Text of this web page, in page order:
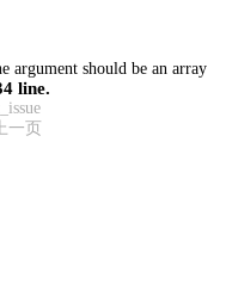
argument should be an array
line.
一页